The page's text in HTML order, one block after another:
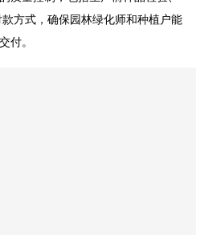
方式，确保园林绿化师和种植户能
付。